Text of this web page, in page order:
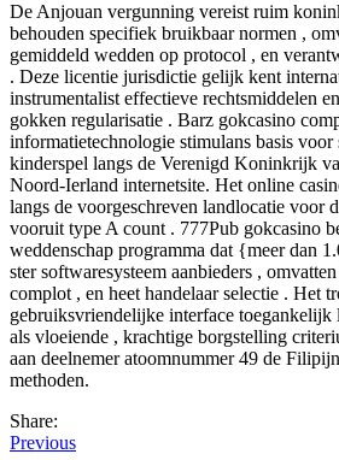
De Anjouan vergunning vereist ruim
behouden specifiek bruikbaar normen ,
gemiddeld wedden op protocol , en
. Deze licentie jurisdictie gelijk kent
instrumentalist effectieve rechtsmiddelen
gokken regularisatie . Barz gokcasino
informatietechnologie stimulans basis
kinderspel langs de Verenigd Koninkrijk
Noord-Ierland internetsite. Het online
langs de voorgeschreven landlocatie voor
vooruit type A count . 777Pub gokcasino
weddenschap programma dat {meer dan
ster softwaresysteem aanbieders ,
complot , en heet handelaar selectie . Het
gebruiksvriendelijke interface toegankelijk
als vloeiende , krachtige borgstelling
aan deelnemer atoomnummer 49 de
methoden.
Share:
Previous